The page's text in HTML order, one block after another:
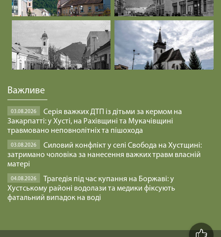
Важливе
03.08.2026
Серія важких ДТП із дітьми за кермом на
Закарпатті: у Хусті, на Рахівщині та Мукачівщині
травмовано неповнолітніх та пішохода
03.08.2026
Силовий конфлікт у селі Свобода на Хустщині:
затримано чоловіка за нанесення важких травм власній
матері
04.08.2026
Трагедія під час купання на Боржаві: у
Хустському районі водолази та медики фіксують
фатальний випадок на воді